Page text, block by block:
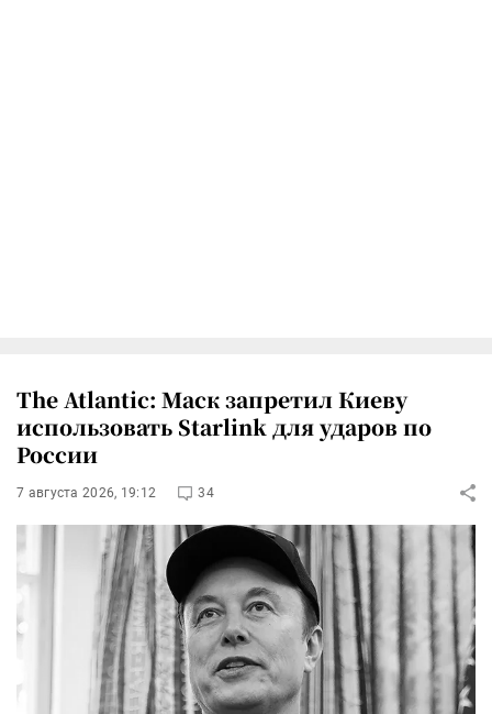
The Atlantic: Маск запретил Киеву
использовать Starlink для ударов по
России
7 августа 2026, 19:12 34